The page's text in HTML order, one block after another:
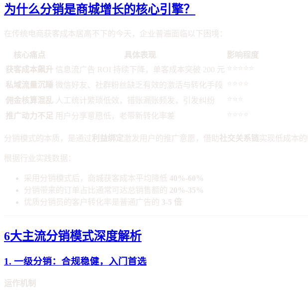
为什么分销是商城增长的核心引擎？
在传统电商获客成本居高不下的今天，企业普遍面临以下困境：
核心痛点 具体表现
影响程度
获客成本飙升 信息流广告 ROI 持续下降，单客成本突破 200 元 ⭐⭐⭐⭐⭐
私域流量沉睡 微信好友、社群粉丝缺乏有效的激活与转化手段
⭐⭐⭐⭐
佣金核算混乱 人工统计繁琐低效，错账漏账频发，引发纠纷
⭐⭐⭐
推广动力不足 用户分享意愿低，老带新转化率差 ⭐⭐⭐⭐
分销模式的本质，是通过利益绑定激发用户的推广意愿，借助社交关系链实现低成本的
根据行业实践数据：
采用分销模式后，商城获客成本平均降低 40%-60%
分销带来的订单占比通常可达总销售额的 20%-35%
优质分销员的客户转化率是普通广告的 3-5 倍
6大主流分销模式深度解析
1. 一级分销：合规稳健，入门首选
运作机制